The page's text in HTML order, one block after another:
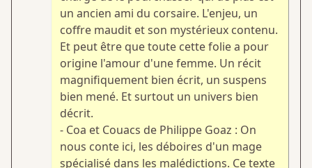
un ancien ami du corsaire. L'enjeu, un
coffre maudit et son mystérieux contenu.
Et peut être que toute cette folie a pour
origine l'amour d'une femme. Un récit
magnifiquement bien écrit, un suspens
bien mené. Et surtout un univers bien
décrit.
- Coa et Couacs de Philippe Goaz : On
nous conte ici, les déboires d'un mage
spécialisé dans les malédictions. Ce texte